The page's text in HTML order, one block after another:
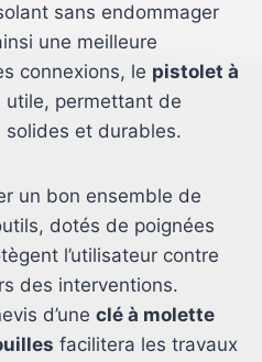
sans endommager
une meilleure
connexions, le pistolet à
utile, permettant de
solides et durables.
un bon ensemble de
dotés de poignées
l’utilisateur contre
des interventions.
d’une clé à molette
facilitera les travaux